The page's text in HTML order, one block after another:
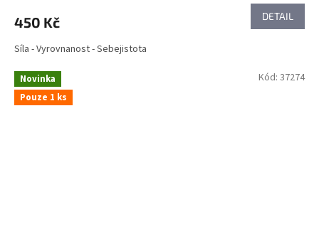
450 Kč DETAIL
Síla - Vyrovnanost - Sebejistota
Novinka
Pouze 1 ks
Kód: 37274